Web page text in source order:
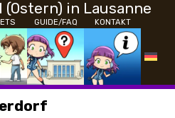
(Ostern) in Lausanne
GUIDE/FAQ KONTAKT